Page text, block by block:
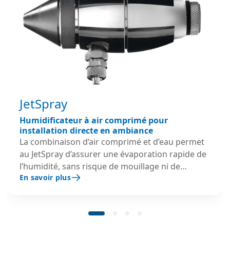
JetSpray
Humidificateur à air comprimé pour
installation directe en ambiance
La combinaison d’air comprimé et d’eau permet
au JetSpray d’assurer une évaporation rapide de
l’humidité, sans risque de mouillage ni de
retombées. La gamme est disponible en versions
100 %, avec une précision de régulation jusqu’à
En savoir plus